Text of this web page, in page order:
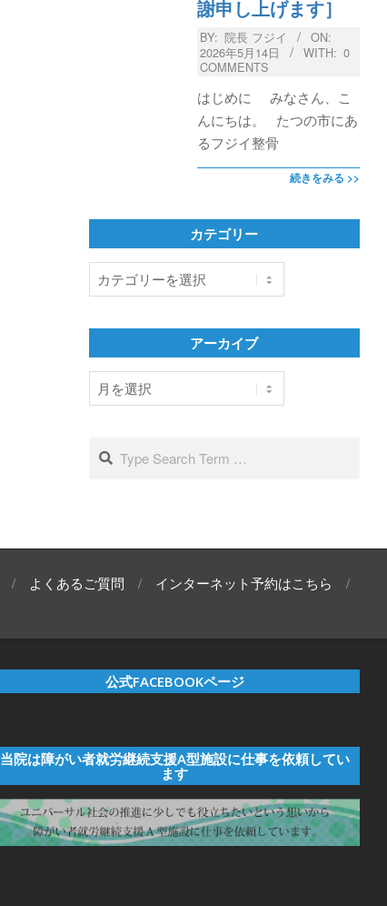
謝申し上げます］
BY: 院長 フジイ
ON:
2026年5月14日
WITH: 0
COMMENTS
はじめに みなさん、こ
んにちは。 たつの市にあ
るフジイ整骨
続きをみる >>
カテゴリー
テ
リ
アーカイブ
ア
ー
ブSearch
よくあるご質問
インターネット予約はこちら
公式FACEBOOKページ
当院は障がい者就労継続支援A型施設に仕事を依頼してい
ます